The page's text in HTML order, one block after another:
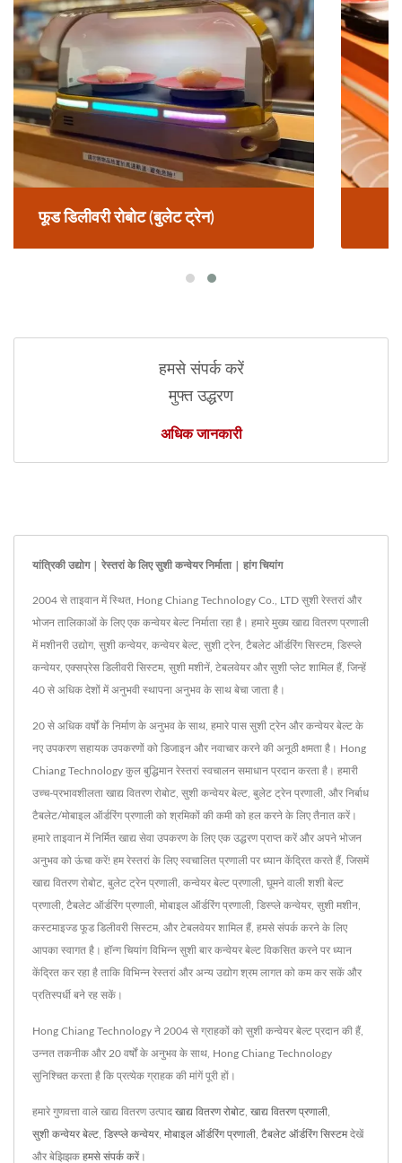
फूड ट्रेन डिलीवरी सिस्टम
हमसे संपर्क करें
मुफ्त उद्धरण
अधिक जानकारी
यांत्रिकी उद्योग | रेस्तरां के लिए सुशी कन्वेयर निर्माता | हांग चियांग
2004 से ताइवान में स्थित, Hong Chiang Technology Co., LTD सुशी रेस्तरां और
भोजन तालिकाओं के लिए एक कन्वेयर बेल्ट निर्माता रहा है। हमारे मुख्य खाद्य वितरण प्रणाली
में मशीनरी उद्योग, सुशी कन्वेयर, कन्वेयर बेल्ट, सुशी ट्रेन, टैबलेट ऑर्डरिंग सिस्टम, डिस्प्ले
कन्वेयर, एक्सप्रेस डिलीवरी सिस्टम, सुशी मशीनें, टेबलवेयर और सुशी प्लेट शामिल हैं, जिन्हें
40 से अधिक देशों में अनुभवी स्थापना अनुभव के साथ बेचा जाता है।
20 से अधिक वर्षों के निर्माण के अनुभव के साथ, हमारे पास सुशी ट्रेन और कन्वेयर बेल्ट के
नए उपकरण सहायक उपकरणों को डिजाइन और नवाचार करने की अनूठी क्षमता है। Hong
Chiang Technology कुल बुद्धिमान रेस्तरां स्वचालन समाधान प्रदान करता है। हमारी
उच्च-प्रभावशीलता खाद्य वितरण रोबोट, सुशी कन्वेयर बेल्ट, बुलेट ट्रेन प्रणाली, और निर्बाध
टैबलेट/मोबाइल ऑर्डरिंग प्रणाली को श्रमिकों की कमी को हल करने के लिए तैनात करें।
हमारे ताइवान में निर्मित खाद्य सेवा उपकरण के लिए एक उद्धरण प्राप्त करें और अपने भोजन
अनुभव को ऊंचा करें! हम रेस्तरां के लिए स्वचालित प्रणाली पर ध्यान केंद्रित करते हैं, जिसमें
खाद्य वितरण रोबोट, बुलेट ट्रेन प्रणाली, कन्वेयर बेल्ट प्रणाली, घूमने वाली शशी बेल्ट
प्रणाली, टैबलेट ऑर्डरिंग प्रणाली, मोबाइल ऑर्डरिंग प्रणाली, डिस्प्ले कन्वेयर, सुशी मशीन,
कस्टमाइज्ड फूड डिलीवरी सिस्टम, और टेबलवेयर शामिल हैं, हमसे संपर्क करने के लिए
आपका स्वागत है। हॉन्ग चियांग विभिन्न सुशी बार कन्वेयर बेल्ट विकसित करने पर ध्यान
केंद्रित कर रहा है ताकि विभिन्न रेस्तरां और अन्य उद्योग श्रम लागत को कम कर सकें और
प्रतिस्पर्धी बने रह सकें।
Hong Chiang Technology ने 2004 से ग्राहकों को सुशी कन्वेयर बेल्ट प्रदान की हैं,
उन्नत तकनीक और 20 वर्षों के अनुभव के साथ, Hong Chiang Technology
सुनिश्चित करता है कि प्रत्येक ग्राहक की मांगें पूरी हों।
हमारे गुणवत्ता वाले खाद्य वितरण उत्पाद खाद्य वितरण रोबोट खाद्य वितरण प्रणाली
सुशी कन्वेयर बेल्ट डिस्प्ले कन्वेयर, मोबाइल ऑर्डरिंग प्रणाली टैबलेट ऑर्डरिंग सिस्टमदेखें
और बेझिझक हमसे संपर्क करें।